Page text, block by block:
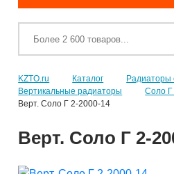
KZTO.ru Каталог
Радиаторы
Вертикальные радиаторы
Соло Г
Верт. Соло Г 2-2000-14
Верт. Соло Г 2-